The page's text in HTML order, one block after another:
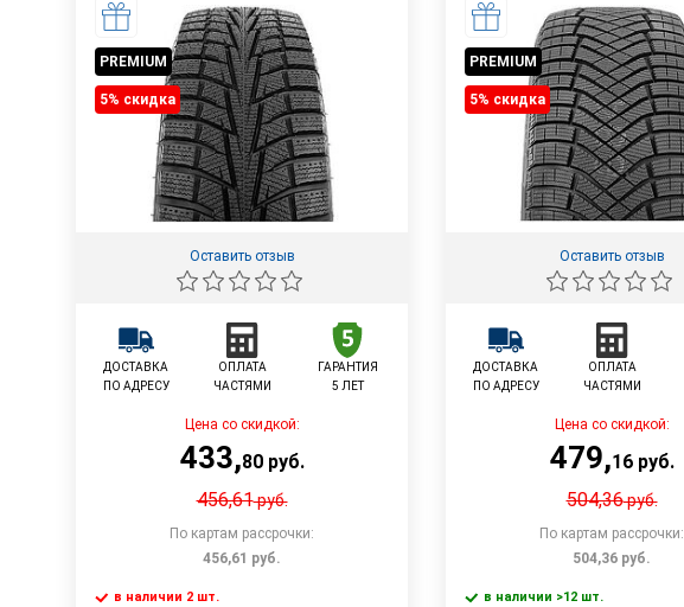
PREMIUM
5% cкидка
Оставить отзыв
ДОСТАВКА
ПО АДРЕСУ
ОПЛАТА
ЧАСТЯМИ
ГАРАНТИЯ
5 ЛЕТ
Цена со скидкой:
433,80руб.
456,61руб.
По картам рассрочки:
456,61 руб.
в наличии 2 шт.
PREMIUM
5% cкидка
Оставить отзыв
ДОСТАВКА
ПО АДРЕСУ
ОПЛАТА
ЧАСТЯМИ
Цена со скидкой:
479,16руб.
504,36руб.
По картам рассрочки:
504,36 руб.
в наличии >12 шт.